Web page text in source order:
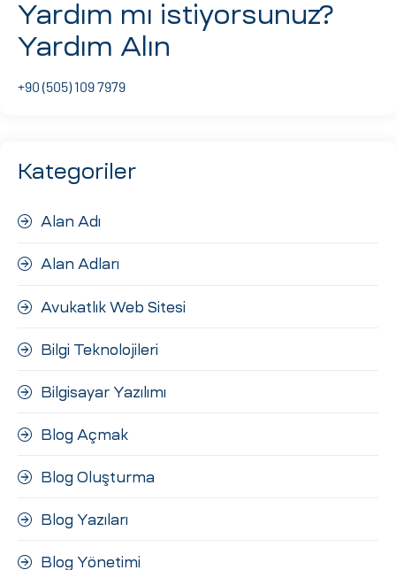
Yardım mı istiyorsunuz?
Yardım Alın
+90 (505) 109 7979
Kategoriler
Alan Adı
Alan Adları
Avukatlık Web Sitesi
Bilgi Teknolojileri
Bilgisayar Yazılımı
Blog Açmak
Blog Oluşturma
Blog Yazıları
Blog Yönetimi